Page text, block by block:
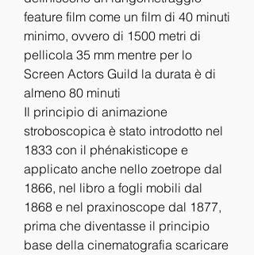
feature film come un film di 40 minuti
minimo, ovvero di 1500 metri di
pellicola 35 mm mentre per lo
Screen Actors Guild la durata è di
almeno 80 minuti
Il principio di animazione
stroboscopica è stato introdotto nel
1833 con il phénakisticope e
applicato anche nello zoetrope dal
1866, nel libro a fogli mobili dal
1868 e nel praxinoscope dal 1877,
prima che diventasse il principio
base della cinematografia scaricare